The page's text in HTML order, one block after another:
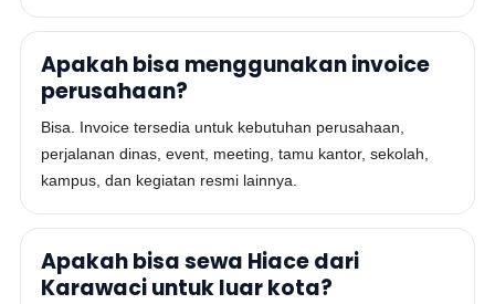
Apakah bisa menggunakan invoice
perusahaan?
Bisa. Invoice tersedia untuk kebutuhan perusahaan,
perjalanan dinas, event, meeting, tamu kantor, sekolah,
kampus, dan kegiatan resmi lainnya.
Apakah bisa sewa Hiace dari
Karawaci untuk luar kota?